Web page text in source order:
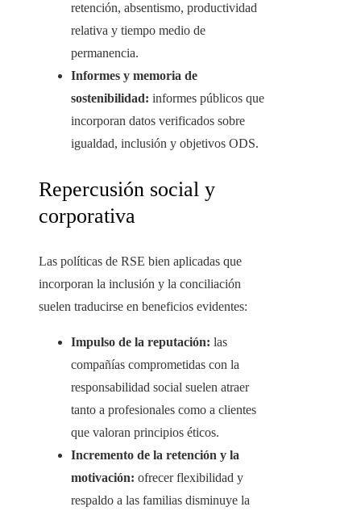
retención, absentismo, productividad
relativa y tiempo medio de
permanencia.
Informes y memoria de
sostenibilidad: informes públicos que
incorporan datos verificados sobre
igualdad, inclusión y objetivos ODS.
Repercusión social y
corporativa
Las políticas de RSE bien aplicadas que
incorporan la inclusión y la conciliación
suelen traducirse en beneficios evidentes:
Impulso de la reputación: las
compañías comprometidas con la
responsabilidad social suelen atraer
tanto a profesionales como a clientes
que valoran principios éticos.
Incremento de la retención y la
motivación: ofrecer flexibilidad y
respaldo a las familias disminuye la